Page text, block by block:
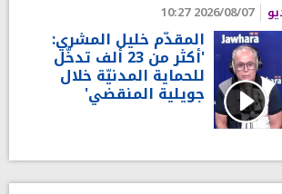
2026/08/07 10:27
المقدّم خليل المشري:
'أكثر من 23 ألف تدخّل
للحماية المدنيّة خلال
جويلية المنقضي'